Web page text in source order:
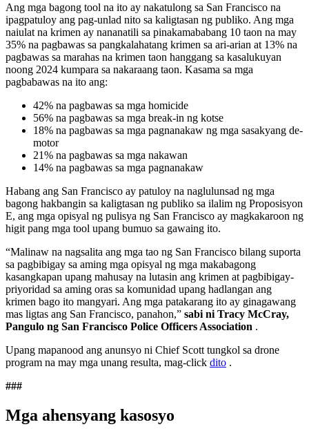
Ang mga bagong tool na ito ay nakatulong sa San Francisco na
ipagpatuloy ang pag-unlad nito sa kaligtasan ng publiko. Ang mga
naiulat na krimen ay nananatili sa pinakamababang 10 taon na may
35% na pagbawas sa pangkalahatang krimen sa ari-arian at 13% na
pagbawas sa marahas na krimen taon hanggang sa kasalukuyan
noong 2024 kumpara sa nakaraang taon. Kasama sa mga
pagbabawas na ito ang:
42% na pagbawas sa mga homicide
56% na pagbawas sa mga break-in ng kotse
18% na pagbawas sa mga pagnanakaw ng mga sasakyang de-
motor
21% na pagbawas sa mga nakawan
14% na pagbawas sa mga pagnanakaw
Habang ang San Francisco ay patuloy na naglulunsad ng mga
bagong hakbangin sa kaligtasan ng publiko sa ilalim ng Proposisyon
E, ang mga opisyal ng pulisya ng San Francisco ay magkakaroon ng
higit pang mga tool upang bumuo sa gawaing ito.
“Malinaw na nagsalita ang mga tao ng San Francisco bilang suporta
sa pagbibigay sa aming mga opisyal ng mga makabagong
kasangkapan upang mahusay na lutasin ang krimen at pagbibigay-
priyoridad sa aming oras sa komunidad upang hadlangan ang
krimen bago ito mangyari. Ang mga patakarang ito ay ginagawang
mas ligtas ang San Francisco, panahon,” sabi ni Tracy McCray,
Pangulo ng San Francisco Police Officers Association .
Upang mapanood ang anunsyo ni Chief Scott tungkol sa drone
program na may mga unang resulta, mag-click dito .
###
Mga ahensyang kasosyo